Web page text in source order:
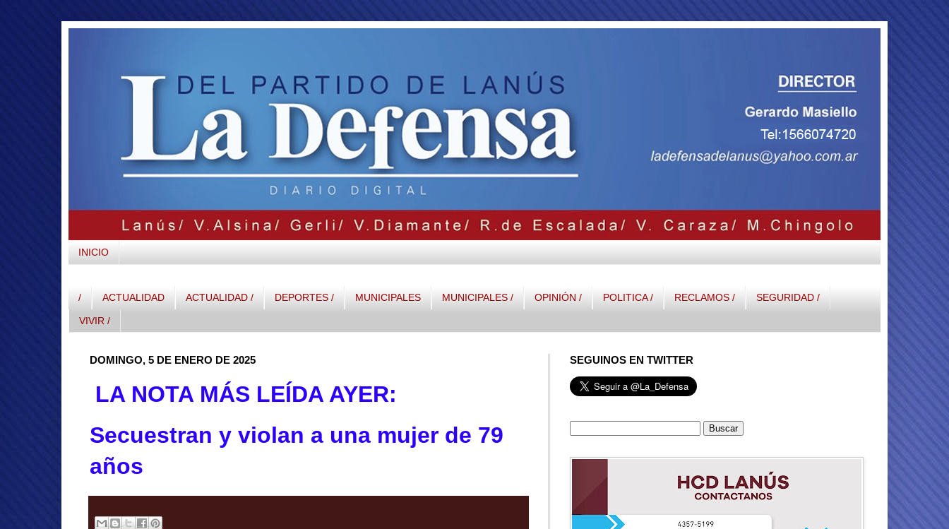
INICIO
/ ACTUALIDAD ACTUALIDAD / DEPORTES / MUNICIPALES MUNICIPALES / OPINIÓN / POLITICA / RECLAMOS / SEGURIDAD /
VIVIR /
DOMINGO, 5 DE ENERO DE 2025
LA NOTA MÁS LEÍDA AYER:
Secuestran y violan a una mujer de 79
años
SEGUINOS EN TWITTER